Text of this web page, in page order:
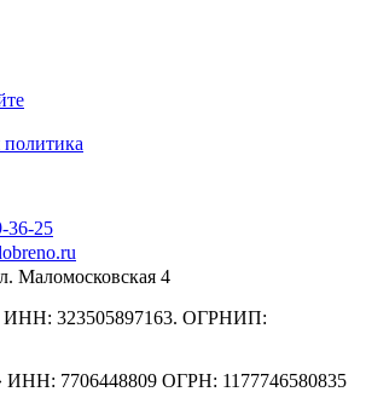
36-25
Маломосковская 4
323505897163. ОГРНИП:
7706448809 ОГРН: 1177746580835